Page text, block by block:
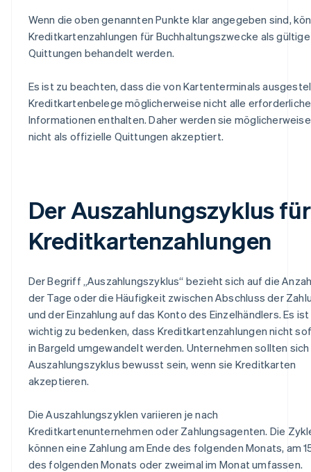
Wenn die oben genannten Punkte klar angegeben sind,
Kreditkartenzahlungen für Buchhaltungszwecke als gültige
Quittungen behandelt werden.
Es ist zu beachten, dass die von Kartenterminals
Kreditkartenbelege möglicherweise nicht alle
Informationen enthalten. Daher werden sie möglicherweise
nicht als offizielle Quittungen akzeptiert.
Der Auszahlungszyklus für
Kreditkartenzahlungen
Der Begriff „Auszahlungszyklus“ bezieht sich auf die
der Tage oder die Häufigkeit zwischen Abschluss der
und der Einzahlung auf das Konto des Einzelhändlers. Es ist
wichtig zu bedenken, dass Kreditkartenzahlungen nicht
in Bargeld umgewandelt werden. Unternehmen sollten
Auszahlungszyklus bewusst sein, wenn sie Kreditkarten
akzeptieren.
Die Auszahlungszyklen variieren je nach
Kreditkartenunternehmen oder Zahlungsagenten. Die
können eine Zahlung am Ende des folgenden Monats, am
des folgenden Monats oder zweimal im Monat umfassen.